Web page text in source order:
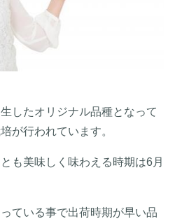
したオリジナル品種となって
が行われています。
も美味しく味わえる時期は6月
ている事で出荷時期が早い品